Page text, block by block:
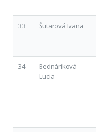
33 Šutarová Ivana
34
Bednáriková
Lucia